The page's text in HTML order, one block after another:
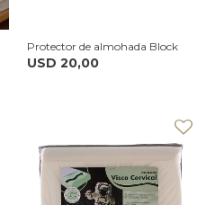
Protector de almohada Block
USD 20,00